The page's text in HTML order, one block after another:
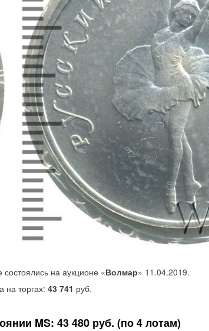
на аукционе «Волмар» 11.04.2019.
на торгах: 43 741 руб.
MS: 43 480 руб. (по 4 лотам)